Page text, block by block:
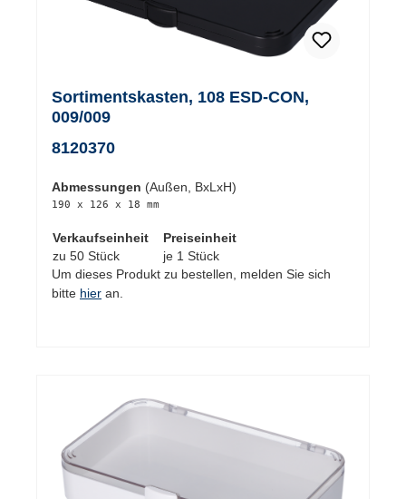
Sortimentskasten, 108 ESD-CON,
009/009
8120370
Abmessungen (Außen, BxLxH)
190 x 126 x 18 mm
Verkaufseinheit
Preiseinheit
zu 50 Stück
je 1 Stück
Um dieses Produkt zu bestellen, melden Sie sich
bitte hier an.